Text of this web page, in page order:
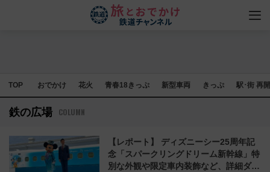
TOP おでかけ 花火 青春18きっぷ 新型車両 きっぷ 駅･街 再
鉄の広場 COLUMN
【レポート】 ディズニーシー25周年記
念「スパークリングドリーム新幹線」特
別な外観や限定車内装飾など、詳細ダイ